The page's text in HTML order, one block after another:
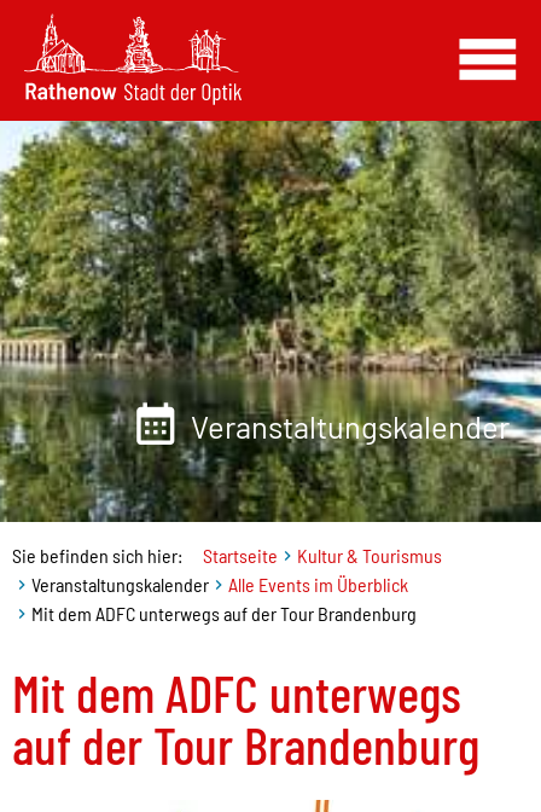
Veranstaltungskalender
Sie befinden sich hier: Startseite
Kultur & Tourismus
Veranstaltungskalender
Alle Events im Überblick
Mit dem ADFC unterwegs auf der Tour Brandenburg
Mit dem ADFC unterwegs
auf der Tour Brandenburg